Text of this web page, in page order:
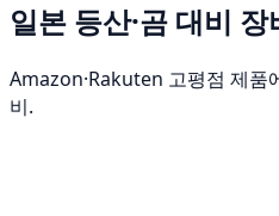
일본 등산·곰 대비 장
Amazon·Rakuten 고평점 제품
비.